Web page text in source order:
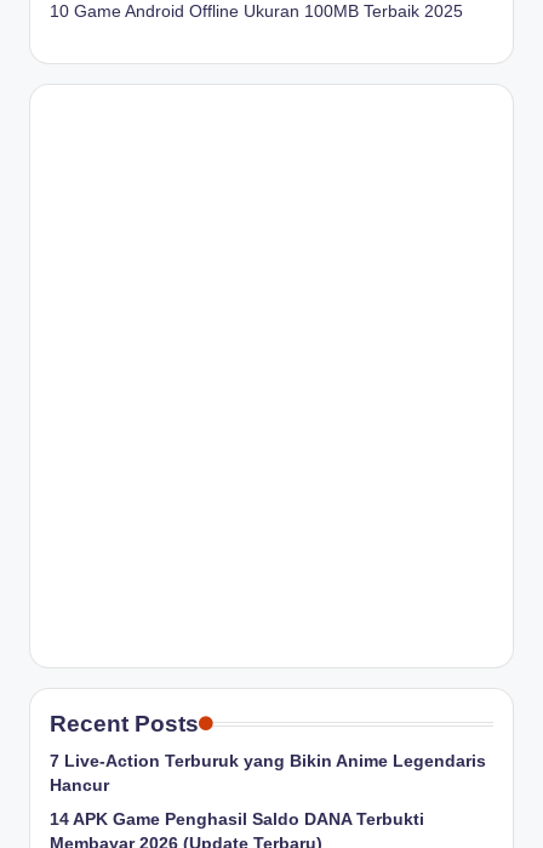
10 Game Android Offline Ukuran 100MB Terbaik 2025
Recent Posts
7 Live-Action Terburuk yang Bikin Anime Legendaris
Hancur
14 APK Game Penghasil Saldo DANA Terbukti
Membayar 2026 (Update Terbaru)